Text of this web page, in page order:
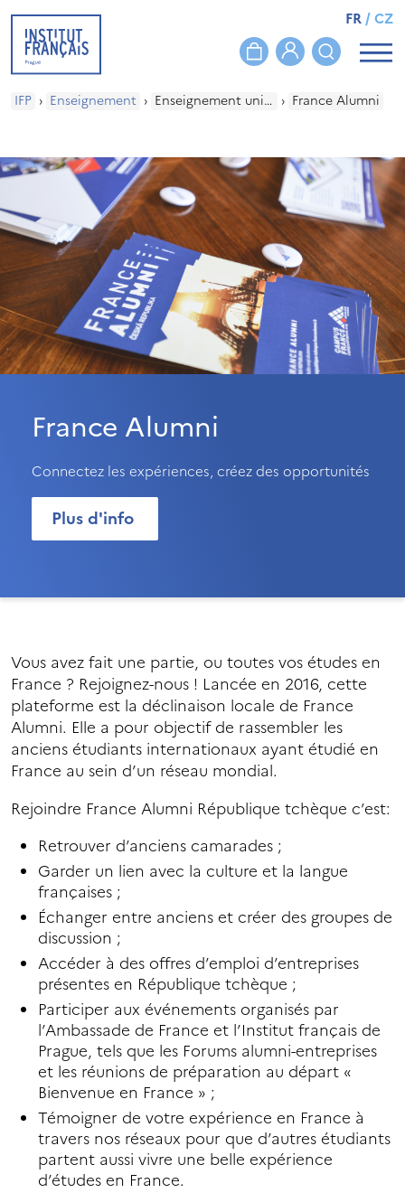
FR/CZ
IFP › Enseignement › Enseignement universitaire › France Alumni
France Alumni
Connectez les expériences, créez des opportunités
Plus d'info
Vous avez fait une partie, ou toutes vos études en
France ? Rejoignez-nous ! Lancée en 2016, cette
plateforme est la déclinaison locale de France
Alumni. Elle a pour objectif de rassembler les
anciens étudiants internationaux ayant étudié en
France au sein d’un réseau mondial.
Rejoindre France Alumni République tchèque c’est:
Retrouver d’anciens camarades ;
Garder un lien avec la culture et la langue
françaises ;
Échanger entre anciens et créer des groupes de
discussion ;
Accéder à des offres d’emploi d’entreprises
présentes en République tchèque ;
Participer aux événements organisés par
l’Ambassade de France et l’Institut français de
Prague, tels que les Forums alumni-entreprises
et les réunions de préparation au départ «
Bienvenue en France » ;
Témoigner de votre expérience en France à
travers nos réseaux pour que d’autres étudiants
partent aussi vivre une belle expérience
d’études en France.